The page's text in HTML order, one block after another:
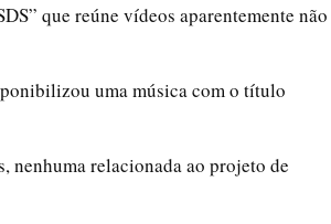
que reúne vídeos aparentemente não
uma música com o título
nenhuma relacionada ao projeto de